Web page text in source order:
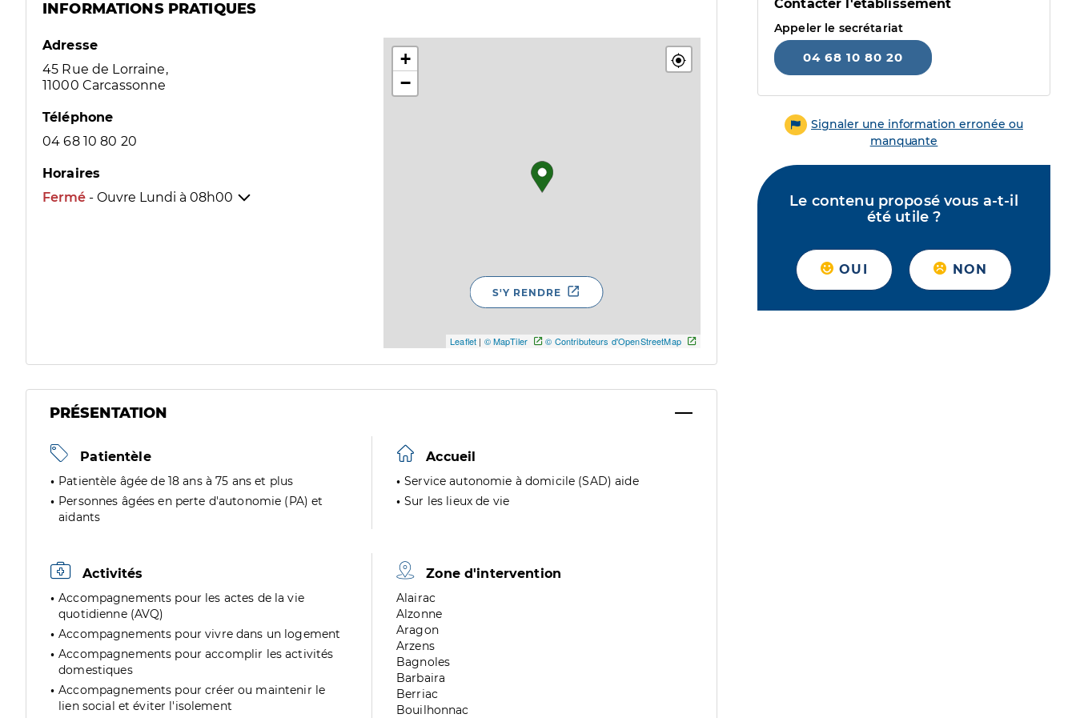
INFORMATIONS PRATIQUES
Adresse
45 Rue de Lorraine,
11000 Carcassonne
Téléphone
04 68 10 80 20
Horaires
Fermé - Ouvre Lundi à 08h00
+
−
Leaflet | © MapTiler © Contributeurs d'OpenStreetMap
S'Y RENDRE
PRÉSENTATION
Patientèle
Patientèle âgée de 18 ans à 75 ans et plus
Personnes âgées en perte d'autonomie (PA) et
aidants
Accueil
Service autonomie à domicile (SAD) aide
Sur les lieux de vie
Activités
Accompagnements pour les actes de la vie
quotidienne (AVQ)
Accompagnements pour vivre dans un logement
Accompagnements pour accomplir les activités
domestiques
Accompagnements pour créer ou maintenir le
lien social et éviter l'isolement
Zone d'intervention
Zone
de
division
Alairac
Zone
de
division
Alzonne
Zone
de
division
Aragon
Zone
de
division
Arzens
Zone
de
division
Bagnoles
Zone
de
division
Barbaira
Zone
de
Berriac
Zone
Bouilhonnac
Contacter l'établissement
Appeler le secrétariat
04 68 10 80 20
Signaler une information erronée ou
manquante
Le contenu proposé vous a-t-il
été utile ?
OUI NON